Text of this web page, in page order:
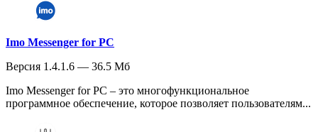
Imo Messenger for PC
Версия 1.4.1.6 — 36.5 Мб
Imo Messenger for PC – это многофункциональное
программное обеспечение, которое позволяет пользователям...